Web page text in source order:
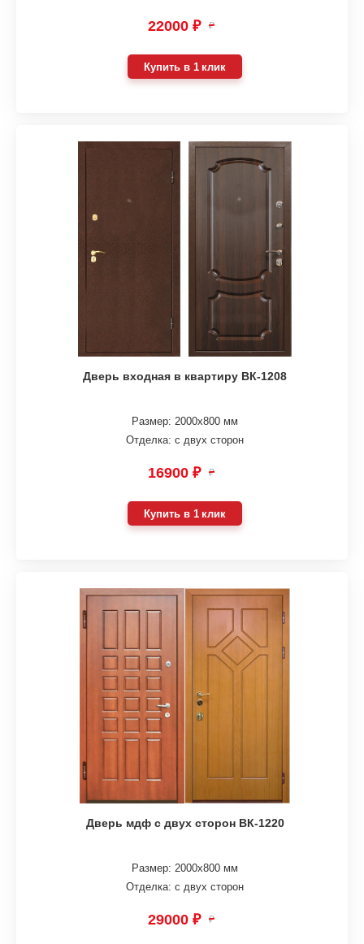
22000 ₽ ₽
Купить в 1 клик
Дверь входная в квартиру ВК-1208
Размер: 2000х800 мм
Отделка: с двух сторон
16900 ₽ ₽
Купить в 1 клик
Дверь мдф с двух сторон ВК-1220
Размер: 2000х800 мм
Отделка: с двух сторон
29000 ₽ ₽